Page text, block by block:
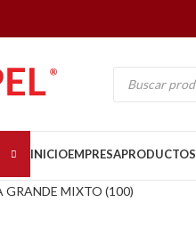
INICIOEMPRESAPRODUCTOS